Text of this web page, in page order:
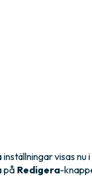
visas nu
på Redigera-